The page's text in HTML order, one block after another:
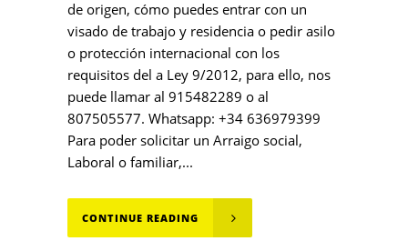
de origen, cómo puedes entrar con un
visado de trabajo y residencia o pedir asilo
o protección internacional con los
requisitos del a Ley 9/2012, para ello, nos
puede llamar al 915482289 o al
807505577. Whatsapp: +34 636979399
Para poder solicitar un Arraigo social,
Laboral o familiar,...
CONTINUE READING